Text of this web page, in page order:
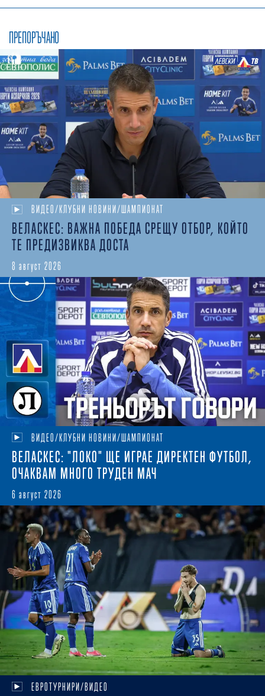
ПРЕПОРЪЧАНО
ВИДЕО/КЛУБНИ НОВИНИ/ШАМПИОНАТ
ВЕЛАСКЕС: ВАЖНА ПОБЕДА СРЕЩУ ОТБОР, КОЙТО
ТЕ ПРЕДИЗВИКВА ДОСТА
8 август 2026
ВИДЕО/КЛУБНИ НОВИНИ/ШАМПИОНАТ
ВЕЛАСКЕС: "ЛОКО" ЩЕ ИГРАЕ ДИРЕКТЕН ФУТБОЛ,
ОЧАКВАМ МНОГО ТРУДЕН МАЧ
6 август 2026
ЕВРОТУРНИРИ/ВИДЕО